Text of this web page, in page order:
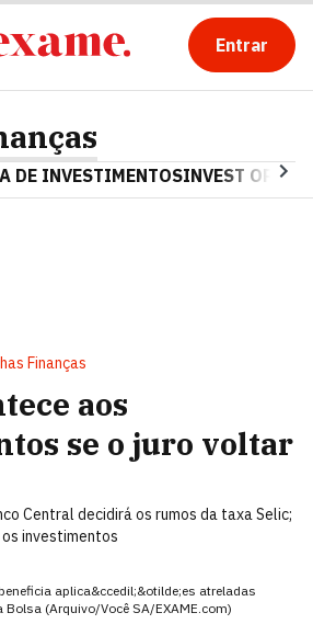
Entrar
DE INVESTIMENTOSINVEST OPINA
Finanças
aos
se o juro voltar
Central decidirá os rumos da taxa Selic;
investimentos
aplica&ccedil;&otilde;es atreladas
Bolsa (Arquivo/Você SA/EXAME.com)